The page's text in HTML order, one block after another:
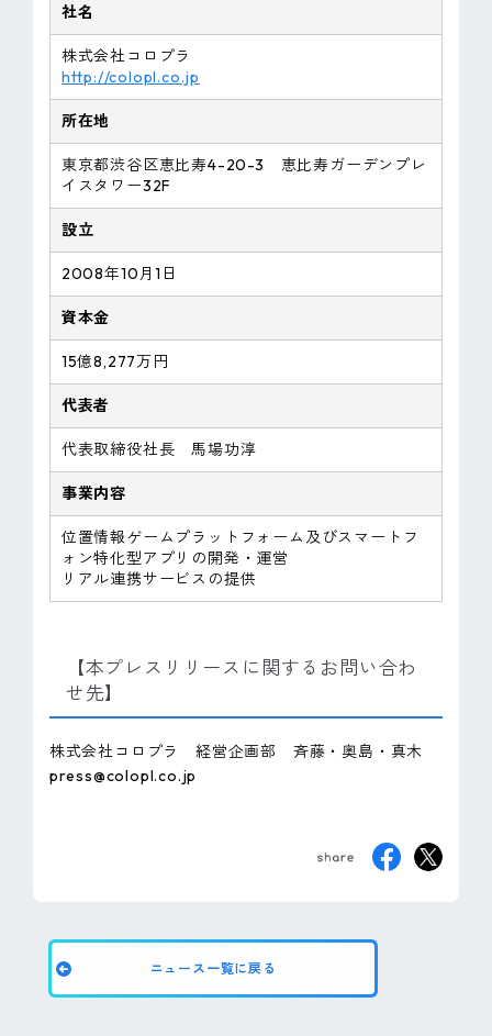
社名
株式会社コロプラ
http://colopl.co.jp
所在地
東京都渋谷区恵比寿4-20-3 恵比寿ガーデンプレ
イスタワー32F
設立
2008年10月1日
資本金
15億8,277万円
代表者
代表取締役社長 馬場功淳
事業内容
位置情報ゲームプラットフォーム及びスマートフ
ォン特化型アプリの開発・運営
リアル連携サービスの提供
【本プレスリリースに関するお問い合わ
せ先】
株式会社コロプラ 経営企画部 斉藤・奥島・真木
press@colopl.co.jp
ニュース一覧に戻る